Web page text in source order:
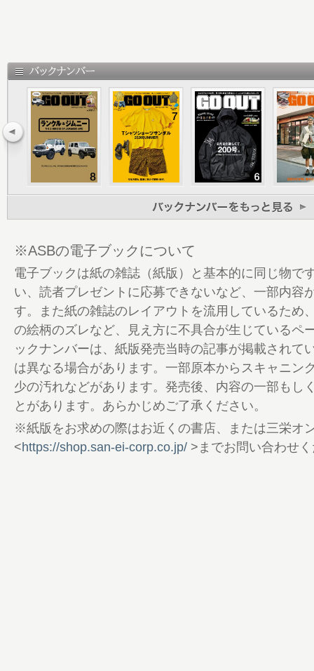
68 冬のシューズ2023
96 GO CROSSTREK
99 GO OUT Choice
120 GOOUT CAMP 冬 告知
121 GO OUT CAMP vol.19 Report PART 1
124 PART 2
130 GO OUTの通販
134 GO OUT Livin’
140 GRIP SWANY BOOK 告知
141 Shop List
142 MFL 告知
143 定期購読キャンペーンのお知らせ
144 釣り部
146 Lookin’ Back on Trail
148 本間良二のOne Size Fits All
152 編集後記／奥付
154 A Beautiful Day
156 POOR BOYS TIMES
※ASBの電子ブックについて
電子ブックは紙の雑誌（紙版）と基本的に同じ物で
い、読者プレゼントに応募できないなど、一部内容
す。また紙の雑誌のレイアウトを流用しているため
の絵柄のズレなど、見え方に不具合が生じているペ
ックナンバーは、紙版発売当時の記事が掲載されて
は異なる場合があります。一部原本からスキャニン
少の汚れなどがあります。発売後、内容の一部もし
とがあります。あらかじめご了承ください。
※紙版をお求めの際はお近くの書店、または三栄オ
<https://shop.san-ei-corp.co.jp/ >までお問い合わせ